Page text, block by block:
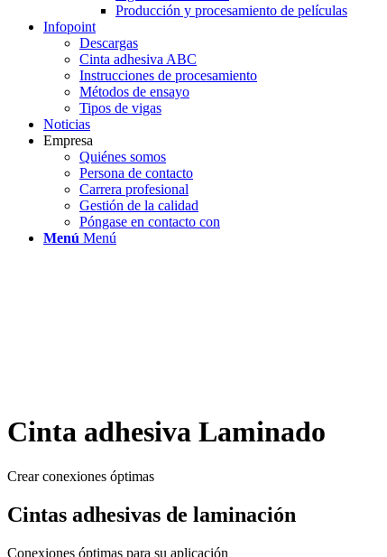
Producción y procesamiento de películas
Infopoint
Descargas
Cinta adhesiva ABC
Instrucciones de procesamiento
Métodos de ensayo
Tipos de vigas
Noticias
Empresa
Quiénes somos
Persona de contacto
Carrera profesional
Gestión de la calidad
Póngase en contacto con
Menú Menú
Cinta adhesiva Laminado
Crear conexiones óptimas
Cintas adhesivas de laminación
Conexiones óptimas para su aplicación